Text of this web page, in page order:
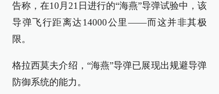
告称，在10月21日进行的“海燕”导弹试验中，该
导弹飞行距离达14000公里——而这并非其极
限。
格拉西莫夫介绍，“海燕”导弹已展现出规避导弹
防御系统的能力。